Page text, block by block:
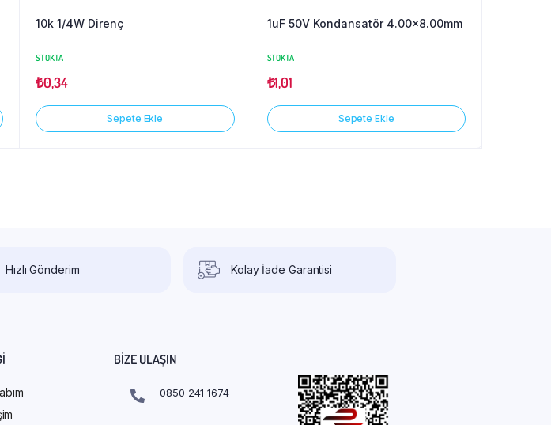
10k 1/4W Direnç
STOKTA
₺0,34
Sepete Ekle
1uF 50V Kondansatör 4.00×8.00mm
STOKTA
₺1,01
Sepete Ekle
Hızlı Gönderim Kolay İade Garantisi
BIZE ULAŞIN
0850 241 1674